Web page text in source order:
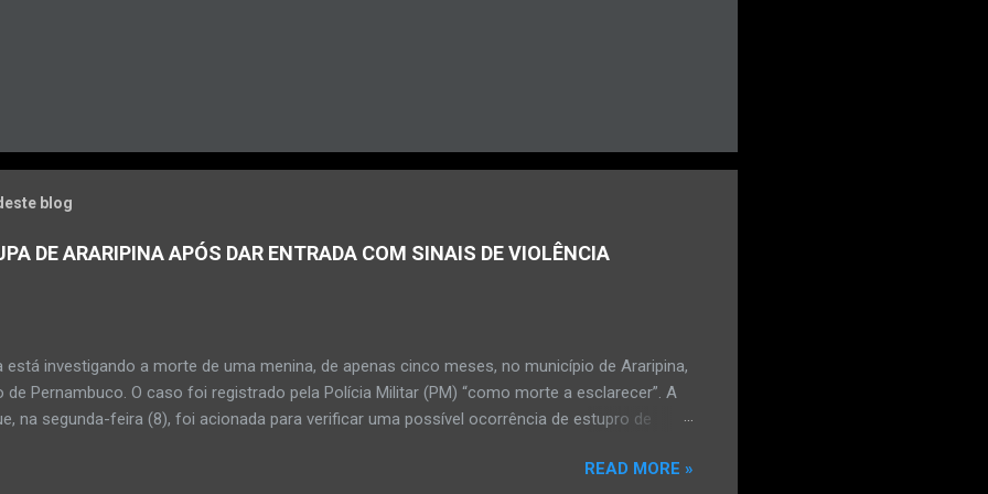
blog
DE ARARIPINA APÓS DAR ENTRADA COM SINAIS DE VIOLÊNCIA
está investigando a morte de uma menina, de apenas cinco meses, no município de Araripina,
de Pernambuco. O caso foi registrado pela Polícia Militar (PM) “como morte a esclarecer”. A
na segunda-feira (8), foi acionada para verificar uma possível ocorrência de estupro de
da PM mostra que, segundo informações passadas pela equipe médica, a vítima estava
READ MORE »